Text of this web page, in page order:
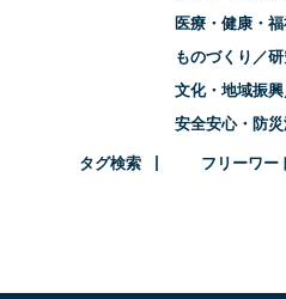
医療・健康・
ものづくり／
文化・地域振
安全安心・防災
タグ検索 フリーワー